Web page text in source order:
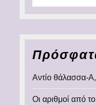
Αντίο θάλασσα-
Οι αριθμοί από